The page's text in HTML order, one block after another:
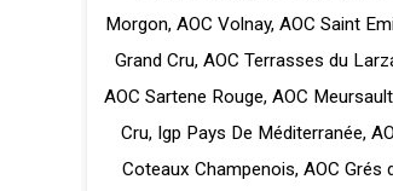
Morgon, AOC Volnay, AOC Saint
Grand Cru,AOC Terrasses du
AOC Sartene Rouge, AOC
Cru, Igp Pays De Méditerranée,
Coteaux Champenois, AOC Grés